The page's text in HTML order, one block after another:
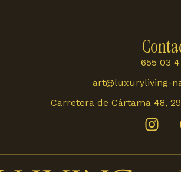
655 03
art@luxuryliving-
Carretera de Cártama 48,